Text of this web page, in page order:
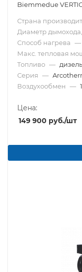
Biemmedue
Страна
Диаметр
Способ нагрева —
Макс. тепловая
Топливо — дизель
Серия —
Воздухообмен —
Цена:
149 900 руб./шт